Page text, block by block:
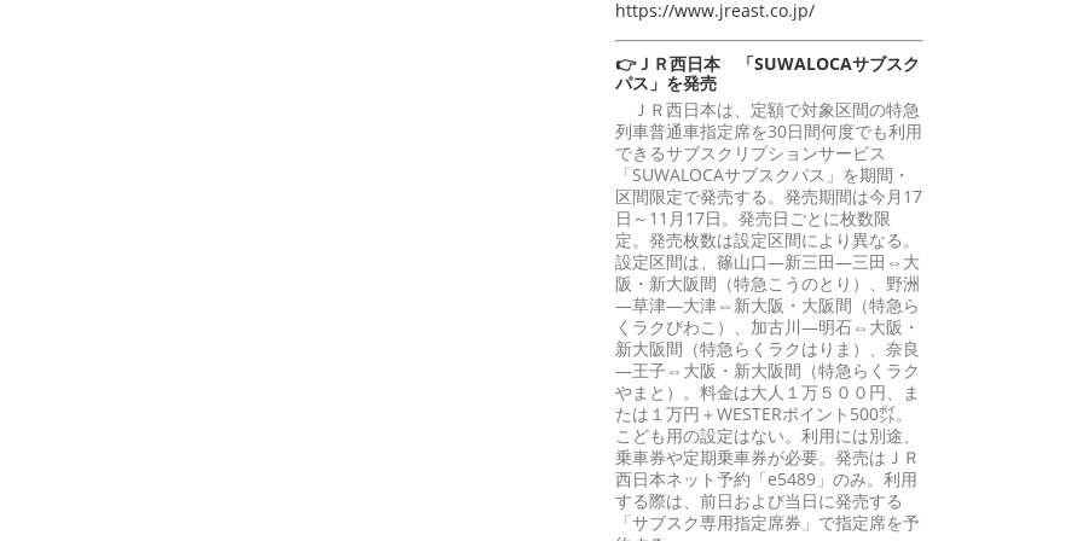
https://www.jreast.co.jp/
👉ＪＲ西日本 「SUWALOCAサブスク
パス」を発売
ＪＲ西日本は、定額で対象区間の特急
列車普通車指定席を30日間何度でも利用
できるサブスクリプションサービス
「SUWALOCAサブスクパス」を期間・
区間限定で発売する。発売期間は今月17
日～11月17日。発売日ごとに枚数限
定。発売枚数は設定区間により異なる。
設定区間は、篠山口―新三田―三田⇔大
阪・新大阪間（特急こうのとり）、野洲
―草津―大津⇔新大阪・大阪間（特急ら
くラクびわこ）、加古川―明石⇔大阪・
新大阪間（特急らくラクはりま）、奈良
―王子⇔大阪・新大阪間（特急らくラク
やまと）。料金は大人１万５００円、ま
たは１万円＋WESTERポイント500㌽。
こども用の設定はない。利用には別途、
乗車券や定期乗車券が必要。発売はＪＲ
西日本ネット予約「e5489」のみ。利用
する際は、前日および当日に発売する
「サブスク専用指定席券」で指定席を予